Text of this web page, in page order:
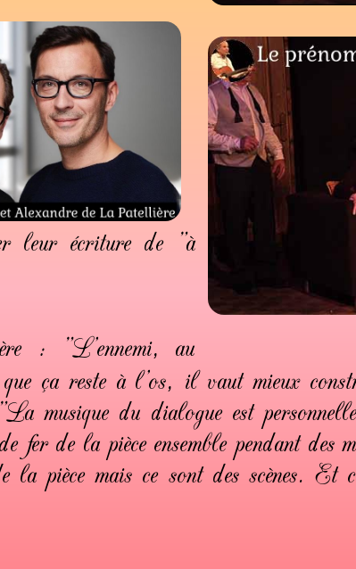
leur écriture de "à
: "L'ennemi, au
ça reste à l'os, il vaut mieux
musique du dialogue est
fer de la pièce ensemble pendant
pièce mais ce sont des scènes. Et